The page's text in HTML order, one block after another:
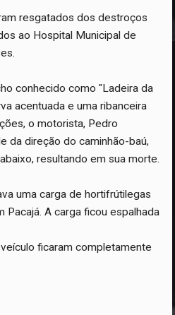
resgatados dos destroços
ao Hospital Municipal de
conhecido como "Ladeira da
acentuada e uma ribanceira
o motorista, Pedro
da direção do caminhão-baú,
resultando em sua morte.
uma carga de hortifrútilegas
Pacajá. A carga ficou espalhada
ficaram completamente